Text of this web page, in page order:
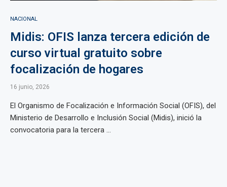
NACIONAL
Midis: OFIS lanza tercera edición de
curso virtual gratuito sobre
focalización de hogares
16 junio, 2026
El Organismo de Focalización e Información Social (OFIS), del
Ministerio de Desarrollo e Inclusión Social (Midis), inició la
convocatoria para la tercera ...